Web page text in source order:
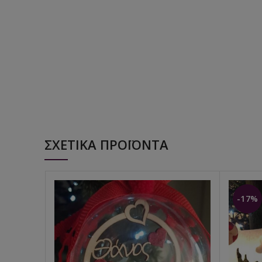
ΣΧΕΤΙΚΆ ΠΡΟΪΌΝΤΑ
-17%